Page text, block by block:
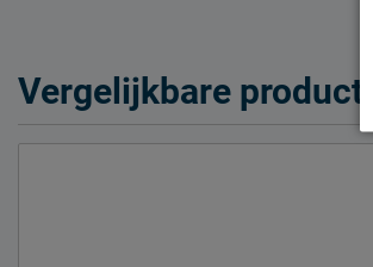
Vergelijkbare